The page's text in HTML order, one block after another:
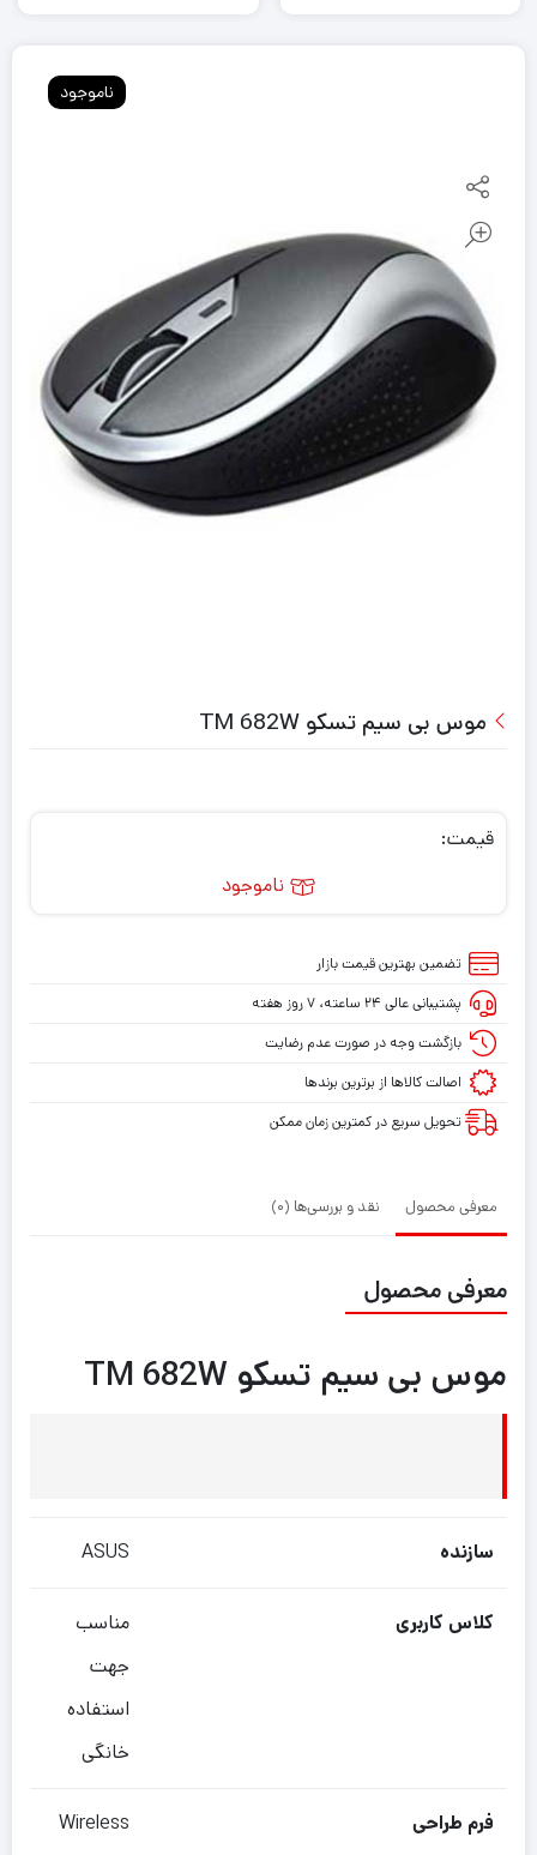
ناموجود
موس بی سیم تسکو TM 682W
قیمت:
ناموجود
تضمین بهترین قیمت بازار
پشتیبانی عالی ۲۴ ساعته، ۷ روز هفته
بازگشت وجه در صورت عدم رضایت
اصالت کالاها از برترین برندها
تحویل سریع در کمترین زمان ممکن
معرفی محصول نقد و بررسی‌ها (0)
معرفی محصول
موس بی سیم تسکو TM 682W
سازنده ASUS
کلاس کاربری
مناسب
جهت
استفاده
خانگی
فرم طراحی
Wireless